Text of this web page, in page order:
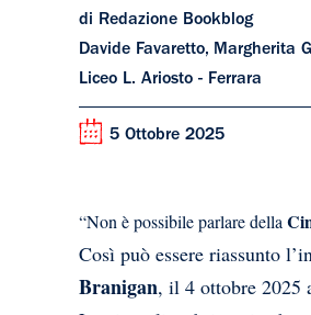
di Redazione Bookblog
Davide Favaretto, Margherita
Liceo L. Ariosto - Ferrara
5 Ottobre 2025
“Non è possibile parlare della
Così può essere riassunto
Branigan, il 4 ottobre 2025